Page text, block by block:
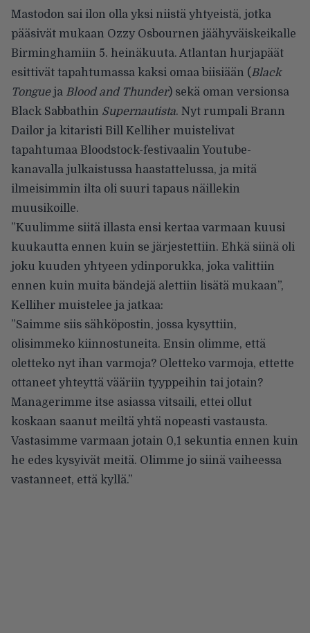
Mastodon sai ilon olla yksi niistä yhtyeistä, jotka
pääsivät mukaan Ozzy Osbournen jäähyväiskeikalle
Birminghamiin 5. heinäkuuta. Atlantan hurjapäät
esittivät tapahtumassa kaksi omaa biisiään (Black
Tongueja Blood and Thunder) sekä oman versionsa
Black Sabbathin Supernautista. Nyt rumpali Brann
Dailor ja kitaristi Bill Kelliher muistelivat
tapahtumaa Bloodstock-festivaalin Youtube-
kanavalla julkaistussa haastattelussa, ja mitä
ilmeisimmin ilta oli suuri tapaus näillekin
muusikoille.
”Kuulimme siitä illasta ensi kertaa varmaan kuusi
kuukautta ennen kuin se järjestettiin. Ehkä siinä oli
joku kuuden yhtyeen ydinporukka, joka valittiin
ennen kuin muita bändejä alettiin lisätä mukaan”,
Kelliher muistelee ja jatkaa:
”Saimme siis sähköpostin, jossa kysyttiin,
olisimmeko kiinnostuneita. Ensin olimme, että
oletteko nyt ihan varmoja? Oletteko varmoja, ettette
ottaneet yhteyttä vääriin tyyppeihin tai jotain?
Managerimme itse asiassa vitsaili, ettei ollut
koskaan saanut meiltä yhtä nopeasti vastausta.
Vastasimme varmaan jotain 0,1 sekuntia ennen kuin
he edes kysyivät meitä. Olimme jo siinä vaiheessa
vastanneet, että kyllä.”